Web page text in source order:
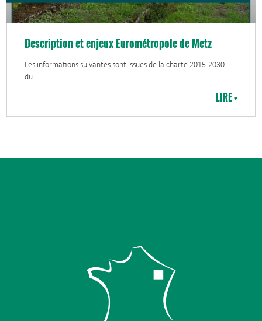
Description et enjeux Eurométropole de Metz
Les informations suivantes sont issues de la charte 2015-2030
du
LIRE +